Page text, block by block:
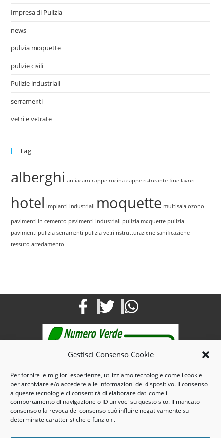
Gestisci Consenso Cookie
Per fornire le migliori esperienze, utilizziamo tecnologie come i cookie
per archiviare e/o accedere alle informazioni del dispositivo. Il consenso
a queste tecnologie ci consentirà di elaborare dati come il
comportamento di navigazione o ID univoci su questo sito. Il mancato
consenso o la revoca del consenso può influire negativamente su
determinate caratteristiche e funzioni.
Impresa di Pulizia
news
pulizia moquette
pulizie civili
Pulizie industriali
serramenti
vetri e vetrate
Tag
alberghi antiacaro cappe cucina cappe ristorante fine lavori
hotel impianti industriali moquette multisala ozono
pavimenti in cemento pavimenti industriali pulizia moquette pulizia
pavimenti pulizia serramenti pulizia vetri ristrutturazione sanificazione
tessuto arredamento
Mail: info@maroservizi.com
Pec : marospulizie@pec.it
Tel. e Fax 0141321125 – Cell. 3935185644
3, Via dello Scalo -14100 – Asti- Piemonte